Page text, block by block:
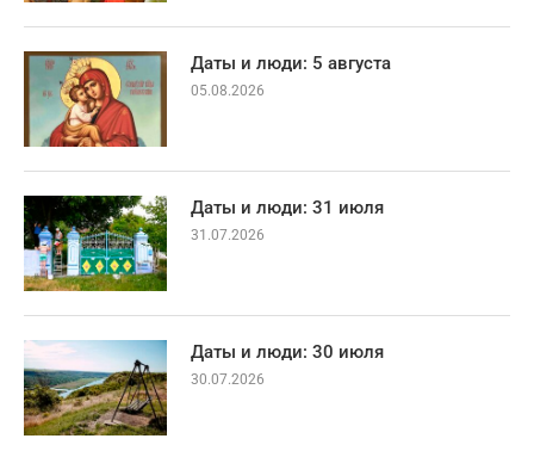
Даты и люди: 5 августа
05.08.2026
Даты и люди: 31 июля
31.07.2026
Даты и люди: 30 июля
30.07.2026